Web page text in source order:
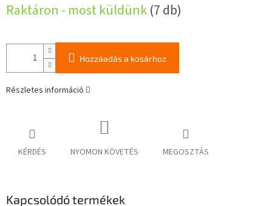
Raktáron - most küldünk(7 db)
Hozzáadás a kosárhoz
Részletes információ
KÉRDÉS NYOMON KÖVETÉS MEGOSZTÁS
Kapcsolódó termékek